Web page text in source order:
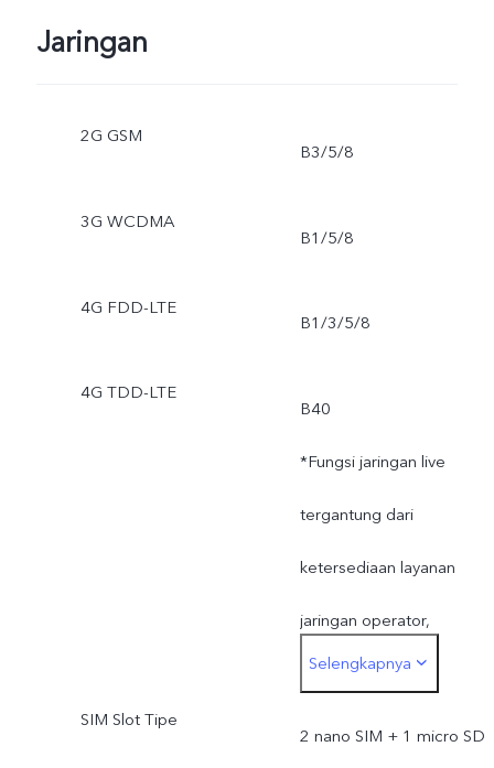
Jaringan
2G GSM
B3/5/8
3G WCDMA
B1/5/8
4G FDD-LTE
B1/3/5/8
4G TDD-LTE
B40
*Fungsi jaringan live
tergantung dari
ketersediaan layanan
jaringan operator,
ketentuan dan hukum
berlaku, dukungan
Selengkapnya
SIM Slot Tipe
2 nano SIM + 1 micro SD